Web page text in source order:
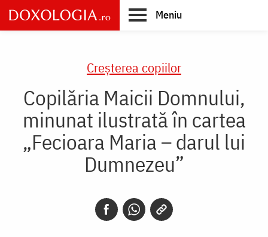
Skip
to
main
Meniu
Creşterea copiilor
Copilăria Maicii Domnului,
minunat ilustrată în cartea
„Fecioara Maria – darul lui
Dumnezeu”